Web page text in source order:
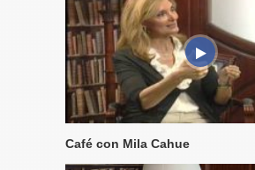
Café con Mila Cahue